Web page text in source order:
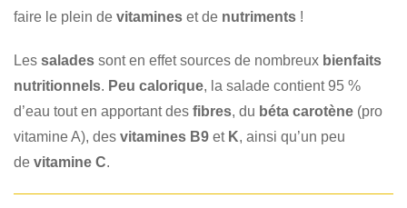
faire le plein de vitamines et de nutriments !
Les salades sont en effet sources de nombreux bienfaits
nutritionnels. Peu calorique, la salade contient 95 %
d’eau tout en apportant des fibres, du béta carotène (pro
vitamine A), des vitamines B9 et K, ainsi qu’un peu
de vitamine C.